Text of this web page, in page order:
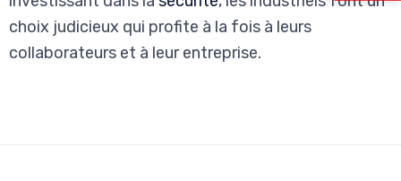
choix judicieux qui profite à la fois à leurs
collaborateurs et à leur entreprise.